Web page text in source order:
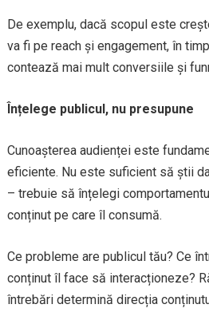
De exemplu, dacă scopul este
va fi pe reach și engagement, în
contează mai mult conversiile și
Înțelege publicul, nu presupune
Cunoașterea audienței este
eficiente. Nu este suficient să știi
– trebuie să înțelegi
conținut pe care îl consumă.
Ce probleme are publicul tău? Ce
conținut îl face să interacționeze?
întrebări determină direcția